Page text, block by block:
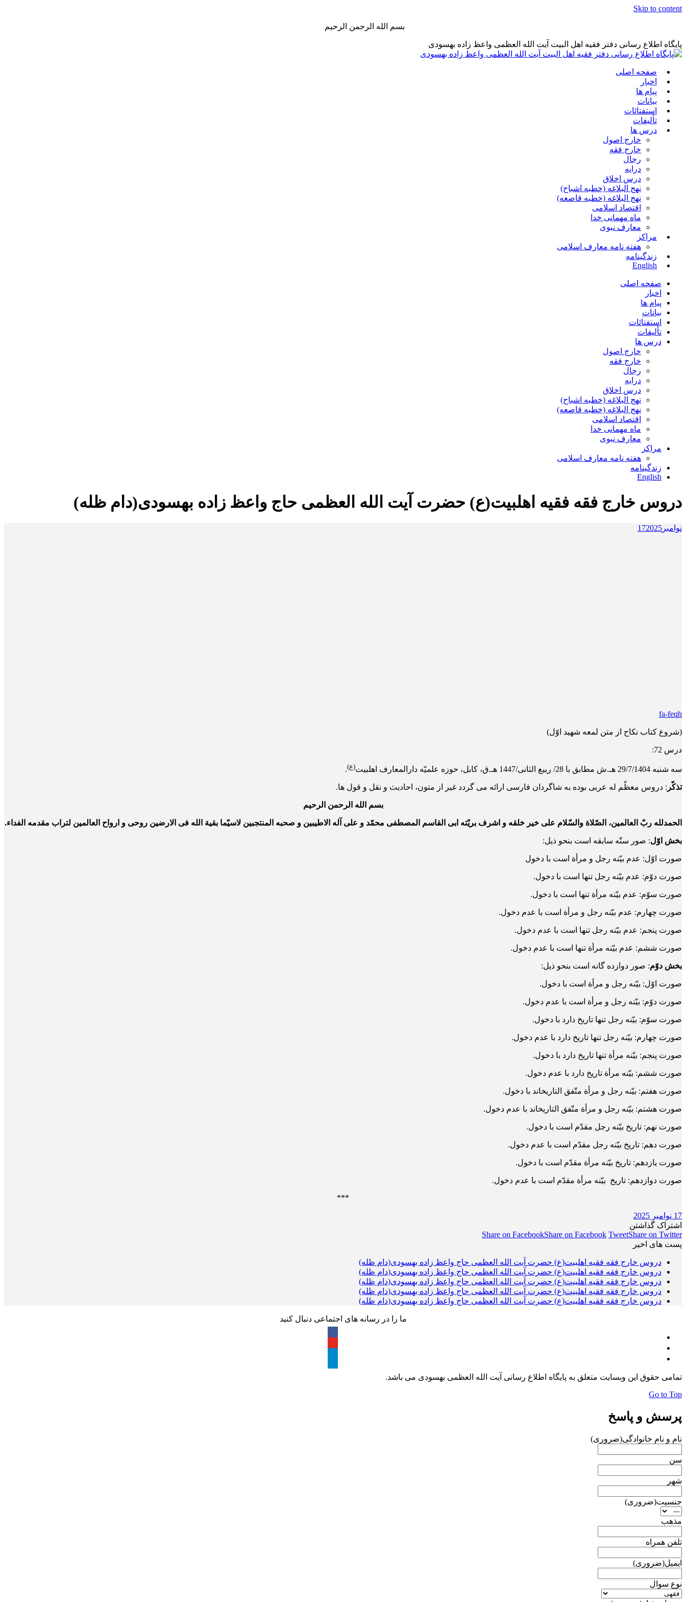
Skip to content
بسم الله الرحمن الرحیم
پایگاه اطلاع رسانی دفتر فقیه اهل البیت آیت الله العظمی واعظ زاده بهسودی
صفحه اصلی
اخبار
پیام ها
بیانات
استفتائات
تألیفات
درس ها
خارج اصول
خارج فقه
رجال
درایه
درس اخلاق
نهج البلاغه (خطبه اشباح)
نهج البلاغه (خطبه قاصعه)
اقتصاد اسلامی
ماه مهمانی خدا
معارف نبوی
مراکز
هفته نامه معارف اسلامی
زندگینامه
English
صفحه اصلی
اخبار
پیام ها
بیانات
استفتائات
تألیفات
درس ها
خارج اصول
خارج فقه
رجال
درایه
درس اخلاق
نهج البلاغه (خطبه اشباح)
نهج البلاغه (خطبه قاصعه)
اقتصاد اسلامی
ماه مهمانی خدا
معارف نبوی
مراکز
هفته نامه معارف اسلامی
زندگینامه
English
دروس خارج فقه فقیه اهلبیت(ع) حضرت آیت الله العظمی حاج واعظ زاده بهسودی(دام ظله)
نوامبر 172025
fa-feqh
(شروع کتاب نکاح از متن لمعه شهید اوّل)
درس 72:
سه‌ شنبه 29/7/1404 هـ.ش مطابق با 28/ ربیع الثانی/1447 هـ.ق، کابل، حوزه علمیّه دارالمعارف اهلبیت (ع).
تذکّر : دروس معظّم له عربی بوده به شاگردان فارسی ارائه می گردد غیر از متون، احادیث و نقل و قول ها.
بسم الله الرحمن الرحیم
الحمدلله ربّ العالمین، الصّلاة والسّلام علی خیر خلقه و اشرف بریّته ابی القاسم المصطفی محمّد و علی آله الاطیبین و صحبه المنتجبین لاسیّما بقیة الله فی الارضین روحی و ارواح العالمین لتراب مقدمه الفداء.
بخش اوّل: صور ستّه سابقه است بنحو ذیل:
صورت اوّل: عدم بیّنه رجل و مرأة است با دخول
صورت دوّم: عدم بیّنه رجل تنها است با دخول.
صورت سوّم: عدم بیّنه مرأة تنها است با دخول.
صورت چهارم: عدم بیّنه رجل و مرأة است با عدم دخول.
صورت پنجم: عدم بیّنه رجل تنها است با عدم دخول.
صورت ششم: عدم بیّنه مرأة تنها است با عدم دخول.
بخش دوّم: صور دوازده گانه است بنحو ذیل:
صورت اوّل: بیّنه رجل و مرأة است با دخول.
صورت دوّم: بیّنه رجل و مرأة است با عدم دخول.
صورت سوّم: بیّنه رجل تنها تاریخ دارد با دخول.
صورت چهارم: بیّنه رجل تنها تاریخ دارد با عدم دخول.
صورت پنجم: بیّنه مرأة تنها تاریخ دارد با دخول.
صورت ششم: بیّنه مرأة تاریخ دارد با عدم دخول.
صورت هفتم: بیّنه رجل و مرأة متّفق التاریخ­اند با دخول.
صورت هشتم: بیّنه رجل و مرأة متّفق التاریخ­اند با عدم دخول.
صورت نهم: تاریخ بیّنه رجل مقدّم است با دخول.
صورت دهم: تاریخ بیّنه رجل مقدّم است با عدم دخول.
صورت یازدهم: تاریخ بیّنه مرأة مقدّم است با دخول.
صورت دوازدهم: تاریخ بیّنه مرأة مقدّم است با عدم دخول.
***
17 نوامبر 2025
اشتراک گذاشتن
Share on FacebookShare on Facebook TweetShare on Twitter
پست های اخیر
دروس خارج فقه فقیه اهلبیت(ع) حضرت آیت الله العظمی حاج واعظ زاده بهسودی(دام ظله)
دروس خارج فقه فقیه اهلبیت(ع) حضرت آیت الله العظمی حاج واعظ زاده بهسودی(دام ظله)
دروس خارج فقه فقیه اهلبیت(ع) حضرت آیت الله العظمی حاج واعظ زاده بهسودی(دام ظله)
دروس خارج فقه فقیه اهلبیت(ع) حضرت آیت الله العظمی حاج واعظ زاده بهسودی(دام ظله)
دروس خارج فقه فقیه اهلبیت(ع) حضرت آیت الله العظمی حاج واعظ زاده بهسودی(دام ظله)
ما را در رسانه های اجتماعی دنبال کنید
تمامی حقوق این وبسایت متعلق به پایگاه اطلاع رسانی آیت الله العظمی بهسودی می باشد.
Go to Top
پرسش و پاسخ
نام و نام خانوادگی(ضروری)
سن
شهر
جنسیت(ضروری)
مذهب
تلفن همراه
ایمیل(ضروری)
نوع سوال